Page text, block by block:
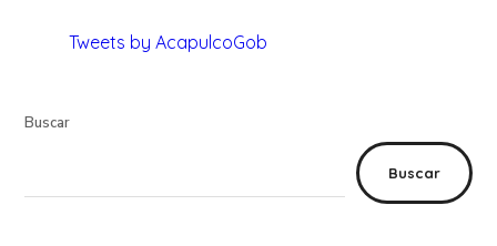
Tweets by AcapulcoGob
Buscar
Buscar